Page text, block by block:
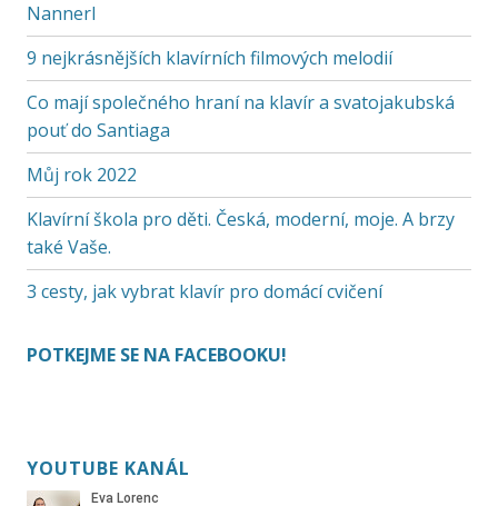
Nannerl
9 nejkrásnějších klavírních filmových melodií
Co mají společného hraní na klavír a svatojakubská
pouť do Santiaga
Můj rok 2022
Klavírní škola pro děti. Česká, moderní, moje. A brzy
také Vaše.
3 cesty, jak vybrat klavír pro domácí cvičení
POTKEJME SE NA FACEBOOKU!
YOUTUBE KANÁL